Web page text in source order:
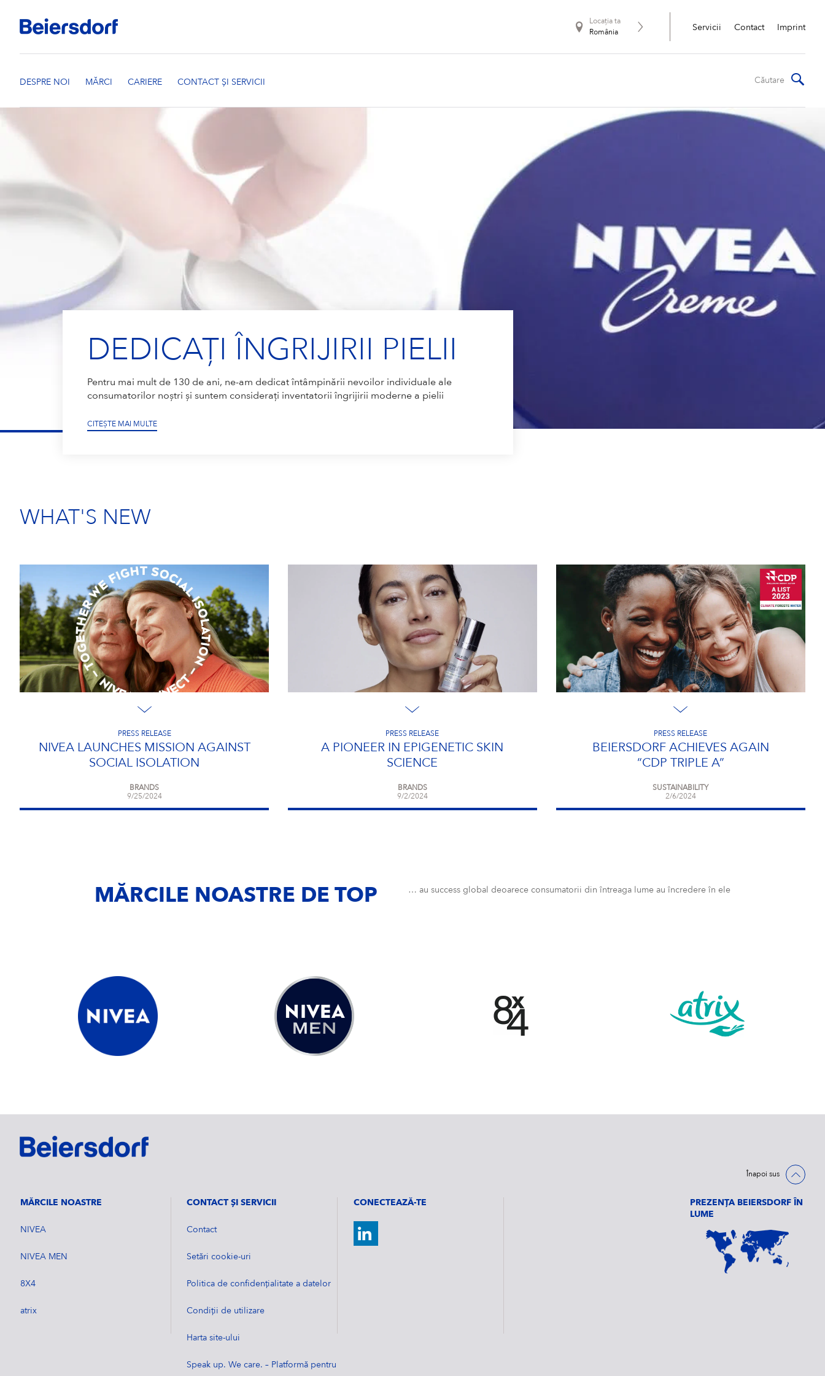
Locația ta
România
Servicii Contact Imprint
DEDICAȚI ÎNGRIJIRII PIELII
Pentru mai mult de 130 de ani, ne-am dedicat întâmpinării nevoilor individuale ale
consumatorilor noștri și suntem considerați inventatorii îngrijirii moderne a pielii
CITEȘTE MAI MULTE
WHAT'S NEW
PRESS RELEASE
NIVEA LAUNCHES MISSION AGAINST
SOCIAL ISOLATION
BRANDS
9/25/2024
PRESS RELEASE
A PIONEER IN EPIGENETIC SKIN
SCIENCE
BRANDS
9/2/2024
PRESS RELEASE
BEIERSDORF ACHIEVES AGAIN
“CDP TRIPLE A”
SUSTAINABILITY
2/6/2024
MĂRCILE NOASTRE DE TOP … au success global deoarece consumatorii din întreaga lume au încredere în ele
Înapoi sus
MĂRCILE NOASTRE
NIVEA
NIVEA MEN
8X4
atrix
CONTACT ŞI SERVICII
Contact
Setări cookie-uri
Politica de confidențialitate a datelor
Condiții de utilizare
Harta site-ului
Speak up. We care. – Platformă pentru
CONECTEAZĂ-TE
PREZENȚA BEIERSDORF ÎN
LUME